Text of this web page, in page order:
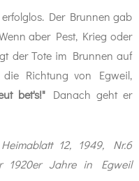
Der Brunnen gab
aber Pest, Krieg oder
der Tote im Brunnen auf
Richtung von Egweil,
bet's!" Danach geht er
12, 1949, Nr.6
1920er Jahre in Egweil